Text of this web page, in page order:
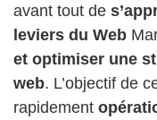
avant tout de
leviers du Web
et optimiser une
web. L’objectif de
rapidement